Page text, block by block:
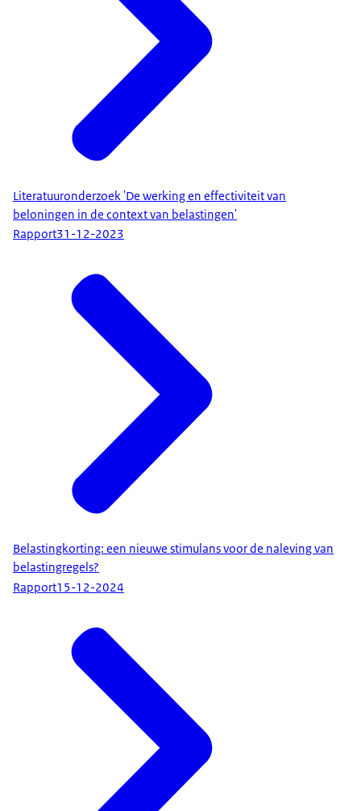
Literatuuronderzoek 'De werking en effectiviteit van
beloningen in de context van belastingen'
Rapport31-12-2023
Belastingkorting: een nieuwe stimulans voor de naleving van
belastingregels?
Rapport15-12-2024